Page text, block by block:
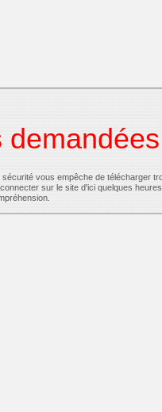
demandées
vous empêche de télécharger
sur le site d'ici quelques heures.